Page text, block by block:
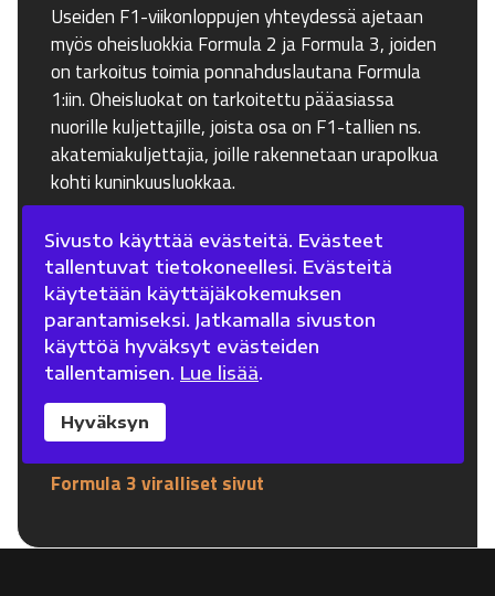
Useiden F1-viikonloppujen yhteydessä ajetaan
myös oheisluokkia Formula 2 ja Formula 3, joiden
on tarkoitus toimia ponnahduslautana Formula
1:iin. Oheisluokat on tarkoitettu pääasiassa
nuorille kuljettajille, joista osa on F1-tallien ns.
akatemiakuljettajia, joille rakennetaan urapolkua
kohti kuninkuusluokkaa.
F1-Fanisivuilla keskitymme tällä hetkellä vain
Formula 1:n seuraamiseen, mutta F2- ja F3-
luokkien uutiset, tulokset ja tilastot ovat
löydettävissä sarjojen omilta verkkosivuilta.
Sivuilta löytyy myös reaaliaikainen tulospalvelu
kisaviikonloppujen aikana "Live Timing" -valikon
Formula 2 viralliset sivut
Formula 3 viralliset sivut
Sivusto käyttää evästeitä. Evästeet
tallentuvat tietokoneellesi. Evästeitä
käytetään käyttäjäkokemuksen
parantamiseksi. Jatkamalla sivuston
käyttöä hyväksyt evästeiden
tallentamisen. Lue lisää.
Hyväksyn